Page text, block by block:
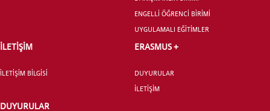
LİSANSÜSTÜ EĞİTİM ENSTİTÜSÜ
ENGELLİ ÖĞRENCİ BİRİMİ
UYGULAMALI EĞİTİMLER
İLETİŞİM
İLETİŞİM BİLGİSİ
ERASMUS +
DUYURULAR
İLETİŞİM
DUYURULAR